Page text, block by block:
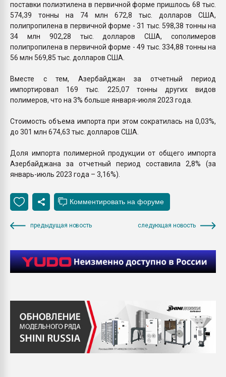
поставки полиэтилена в первичной форме пришлось 68 тыс.
574,39 тонны на 74 млн 672,8 тыс. долларов США,
полипропилена в первичной форме - 31 тыс. 598,38 тонны на
34 млн 902,28 тыс. долларов США, сополимеров
полипропилена в первичной форме - 49 тыс. 334,88 тонны на
56 млн 569,85 тыс. долларов США.
Вместе с тем, Азербайджан за отчетный период
импортировал 169 тыс. 225,07 тонны других видов
полимеров, что на 3% больше января-июля 2023 года.
Стоимость объема импорта при этом сократилась на 0,03%,
до 301 млн 674,63 тыс. долларов США.
Доля импорта полимерной продукции от общего импорта
Азербайджана за отчетный период составила 2,8% (за
январь-июль 2023 года – 3,16%).
предыдущая новость следующая новость